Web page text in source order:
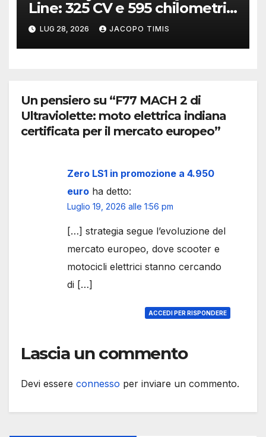
Line: 325 CV e 595 chilometri
di autonomia
LUG 28, 2026 JACOPO TIMIS
Un pensiero su “F77 MACH 2 di
Ultraviolette: moto elettrica indiana
certificata per il mercato europeo”
Zero LS1 in promozione a 4.950
euro ha detto:
Luglio 19, 2026 alle 1:56 pm
[…] strategia segue l’evoluzione del
mercato europeo, dove scooter e
motocicli elettrici stanno cercando
di […]
ACCEDI PER RISPONDERE
Lascia un commento
Devi essere connesso per inviare un commento.